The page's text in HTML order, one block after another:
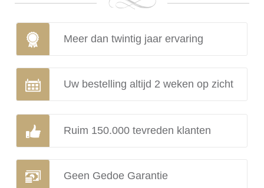
Meer dan twintig jaar ervaring
Uw bestelling altijd 2 weken op zicht
Ruim 150.000 tevreden klanten
Geen Gedoe Garantie